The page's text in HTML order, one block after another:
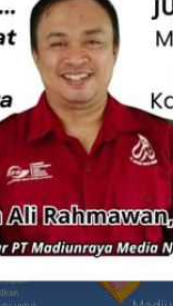
Nasional